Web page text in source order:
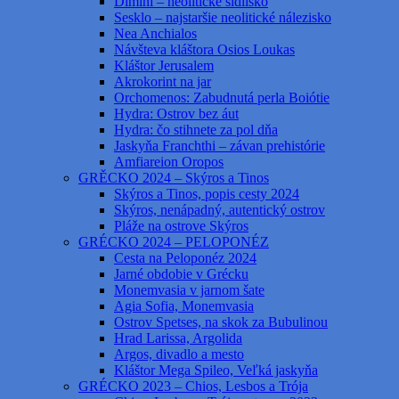
Sesklo – najstaršie neolitické nálezisko
Nea Anchialos
Návšteva kláštora Osios Loukas
Kláštor Jerusalem
Akrokorint na jar
Orchomenos: Zabudnutá perla Boiótie
Hydra: Ostrov bez áut
Hydra: čo stihnete za pol dňa
Jaskyňa Franchthi – závan prehistórie
Amfiareion Oropos
GRĚCKO 2024 – Skýros a Tinos
Skýros a Tinos, popis cesty 2024
Skýros, nenápadný, autentický ostrov
Pláže na ostrove Skýros
GRÉCKO 2024 – PELOPONÉZ
Cesta na Peloponéz 2024
Jarné obdobie v Grécku
Monemvasia v jarnom šate
Agia Sofia, Monemvasia
Ostrov Spetses, na skok za Bubulinou
Hrad Larissa, Argolida
Argos, divadlo a mesto
Kláštor Mega Spileo, Veľká jaskyňa
GRÉCKO 2023 – Chios, Lesbos a Trója